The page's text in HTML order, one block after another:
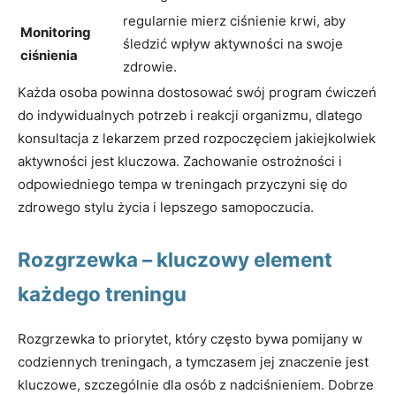
Monitoring
ciśnienia
regularnie mierz ciśnienie krwi, aby
śledzić wpływ aktywności na swoje
zdrowie.
Każda osoba powinna dostosować swój program ćwiczeń
do indywidualnych potrzeb i reakcji organizmu, dlatego
konsultacja z lekarzem przed rozpoczęciem jakiejkolwiek
aktywności jest kluczowa. Zachowanie ostrożności i
odpowiedniego tempa w treningach przyczyni się do
zdrowego stylu życia i lepszego samopoczucia.
Rozgrzewka – kluczowy element
każdego treningu
Rozgrzewka to priorytet, który często bywa pomijany w
codziennych treningach, a tymczasem jej znaczenie jest
kluczowe, szczególnie dla osób z nadciśnieniem. Dobrze